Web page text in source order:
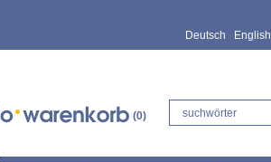
Deutsch English
(0)